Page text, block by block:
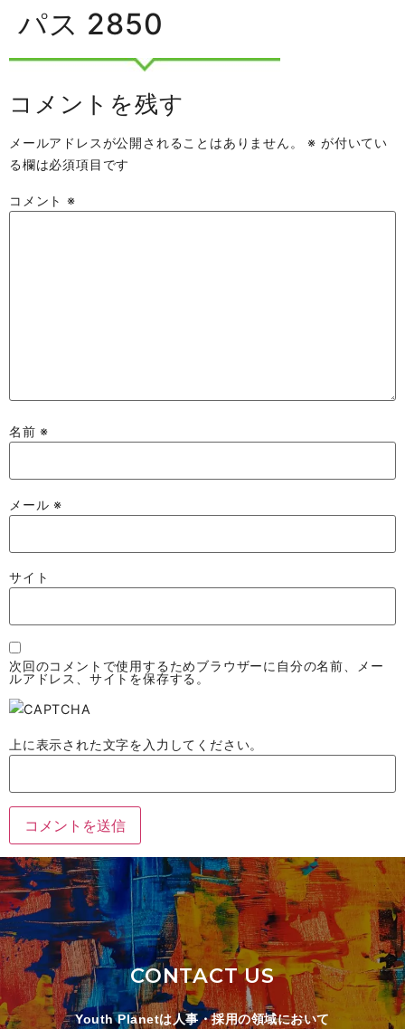
パス 2850
コメントを残す
メールアドレスが公開されることはありません。 ※ が付いてい
る欄は必須項目です
コメント ※
名前※
メール※
サイト
次回のコメントで使用するためブラウザーに自分の名前、メー
ルアドレス、サイトを保存する。
上に表示された文字を入力してください。
CONTACT US
Youth Planetは人事・採用の領域において